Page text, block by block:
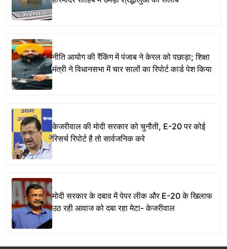
नीति आयोग की रैंकिंग में पंजाब ने केरल को पछाड़ा; शिक्षा
मंत्री ने विधानसभा में चार सालों का रिपोर्ट कार्ड पेश किया
केजरीवाल की मोदी सरकार को चुनौती, E-20 पर कोई
रिसर्च रिपोर्ट है तो सार्वजनिक करे
मोदी सरकार के दबाव में पेपर लीक और E-20 के खिलाफ
उठ रही आवाज को दबा रहा मेटा- केजरीवाल